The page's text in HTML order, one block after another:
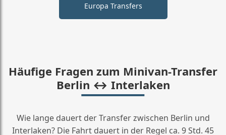
Europa Transfers
Häufige Fragen zum Minivan-Transfer
Berlin ↔ Interlaken
Wie lange dauert der Transfer zwischen Berlin und
Interlaken? Die Fahrt dauert in der Regel ca. 9 Std. 45